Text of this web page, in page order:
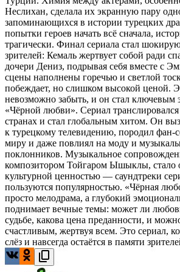
Неслихан, сделала их экранную пару
запоминающихся в истории турецких
попытки героев начать всё сначала,
трагически. Финал сериала стал
зрителей: Кемаль жертвует собой ради
дочери Дениз, подрывая себя вместе с
сцены наполнены горечью и светлой
побеждает, но слишком высокой ценой.
невозможно забыть, и он стал ключевым
«Чёрной любви». Сериал
странах и стал глобальным хитом. Он
к турецкому телевидению, породил фан-
миру и даже повлиял на моду и
поклонников. Музыкальное
композитором Тойгаром Ышыклы, стало
культурной ценностью — саундтреки
пользуются популярностью. «Чёрная
просто мелодрама, а глубокий
поднимает вечные темы: может ли
судьбе, какова цена преданности, и
счастливым, жертвуя всем. Это сериал,
слёз и навсегда остаётся в памяти